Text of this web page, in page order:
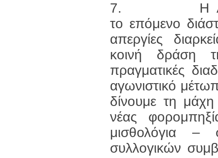
7. Η
το επόμενο
απεργίες
κοινή δράση
πραγματικές
αγωνιστικό
δίνουμε τη
νέας
μισθολόγια –
συλλογικών